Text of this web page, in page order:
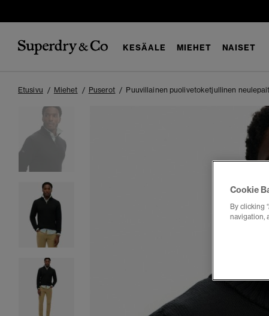
KESÄALE MIEHET NAISET
Etusivu Miehet Puserot Puuvillainen puolivetoketjullinen
Cookie
By clicking
navigation,